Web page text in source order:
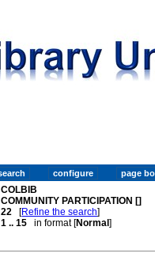
COLBIB
COMMUNITY PARTICIPATION []
22 [Refine the search]
1 .. 15 in format [Normal]